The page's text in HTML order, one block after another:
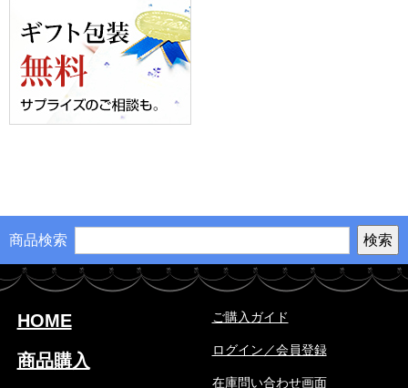
商品検索
HOME
商品購入
ご購入ガイド
ログイン／会員登録
在庫問い合わせ画面